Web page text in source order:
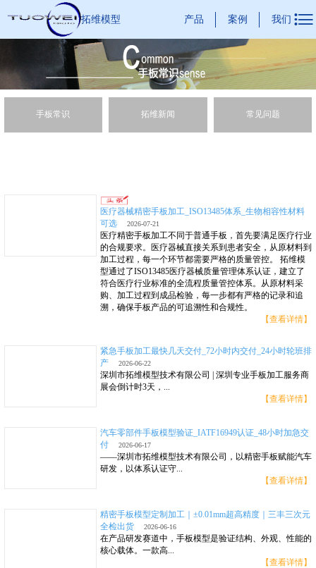
拓维模型 产品 案例 我们 
手板常识 拓维新闻 常见问题
医疗器械精密手板加工_ISO13485体系_生物相容性材料
可选
2026-07-21
医疗精密手板加工不同于普通手板，首先要满足医疗行业
的合规要求。医疗器械直接关系到患者安全，从原材料到
加工过程，每一个环节都需要严格的质量管控。 拓维模
型通过了ISO13485医疗器械质量管理体系认证，建立了
符合医疗行业标准的全流程质量管控体系。从原材料采
购、加工过程到成品检验，每一步都有严格的记录和追
溯，确保手板产品的可追溯性和合规性。
【查看详情】
紧急手板加工最快几天交付_72小时内交付_24小时轮班排
产
2026-06-22
深圳市拓维模型技术有限公司 | 深圳专业手板加工服务商
展会倒计时3天，...
【查看详情】
汽车零部件手板模型验证_IATF16949认证_48小时加急交
付
2026-06-17
——深圳市拓维模型技术有限公司，以精密手板赋能汽车
研发，以体系认证守...
【查看详情】
精密手板模型定制加工｜±0.01mm超高精度｜三丰三次元
全检出货
2026-06-16
在产品研发赛道中，手板模型是验证结构、外观、性能的
核心载体。一款高...
【查看详情】